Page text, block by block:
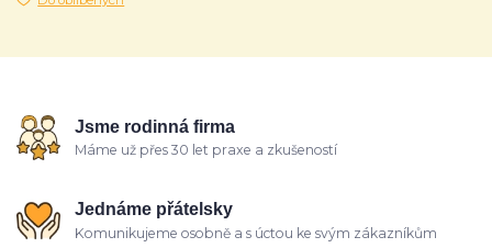
Jsme rodinná firma
Máme už přes 30 let praxe a zkušeností
Jednáme přátelsky
Komunikujeme osobně a s úctou ke svým zákazníkům